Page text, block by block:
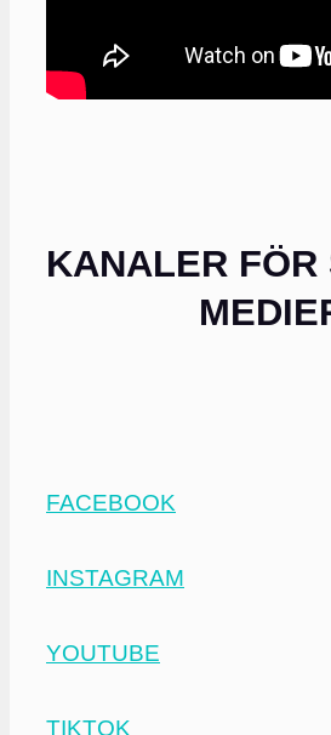
KANALER
FACEBOOK
INSTAGRAM
YOUTUBE
TIKTOK